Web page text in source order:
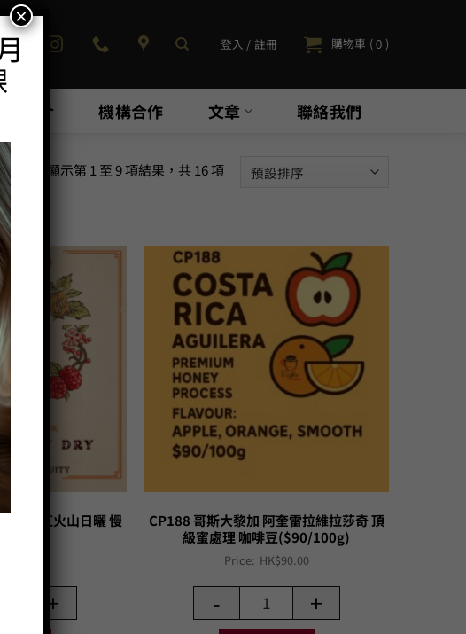
登入 / 註冊 購物車 ( 0 )
品推介 機構合作 文章 聯絡我們
顯示第 1 至 9 項結果，共 16 項
安布 紅火山日曬 慢
+
CP188 哥斯大黎加 阿奎雷拉維拉莎奇 頂
級蜜處理 咖啡豆($90/100g)
Price: HK$90.00
- +
×